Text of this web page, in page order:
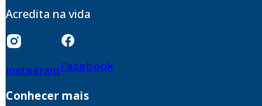
Acredita na vida
InstagramFacebook
Conhecer mais